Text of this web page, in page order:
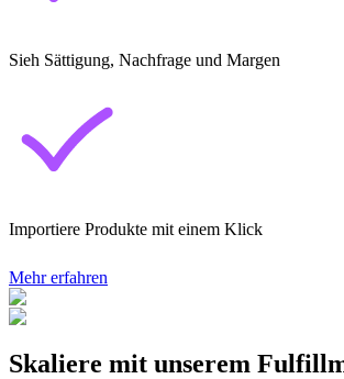
Sieh Sättigung, Nachfrage und Margen
Importiere Produkte mit einem Klick
Mehr erfahren
Skaliere mit unserem